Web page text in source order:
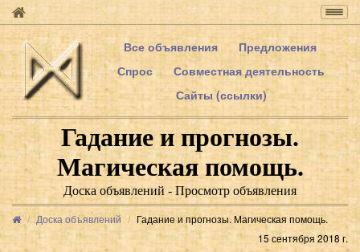
Все объявления
Предложения
Спрос
Совместная деятельность
Сайты (ссылки)
Гадание и прогнозы.
Магическая помощь.
Доска объявлений - Просмотр объявления
Доска объявлений
Гадание и прогнозы. Магическая помощь.
15 сентября 2018 г.